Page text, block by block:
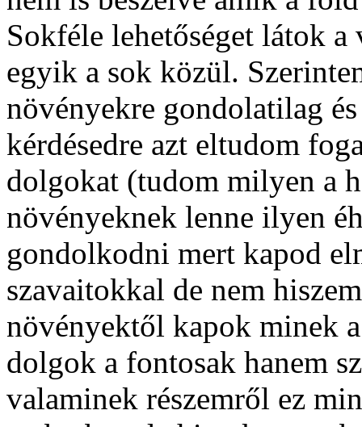
Sokféle lehetőséget látok a
egyik a sok közül.
növényekre gondolatilag
kérdésedre azt eltudom
dolgokat (tudom milyen a
növényeknek lenne ilyen
gondolkodni mert kapod
szavaitokkal de nem
növényektől kapok minek
dolgok a fontosak hanem
valaminek részemről ez